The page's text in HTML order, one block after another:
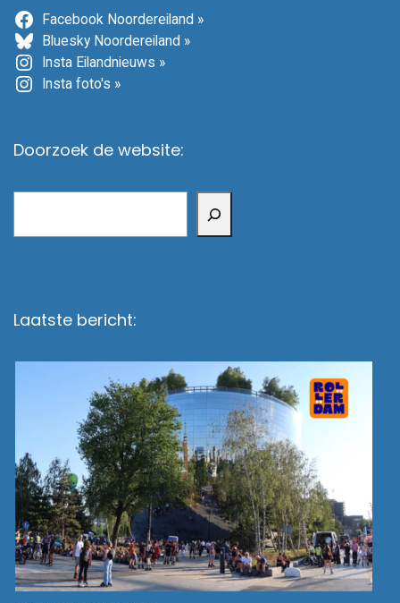
Facebook Noordereiland »
Bluesky Noordereiland »
Insta Eilandnieuws »
Insta foto's »
Doorzoek de website:
Laatste bericht: